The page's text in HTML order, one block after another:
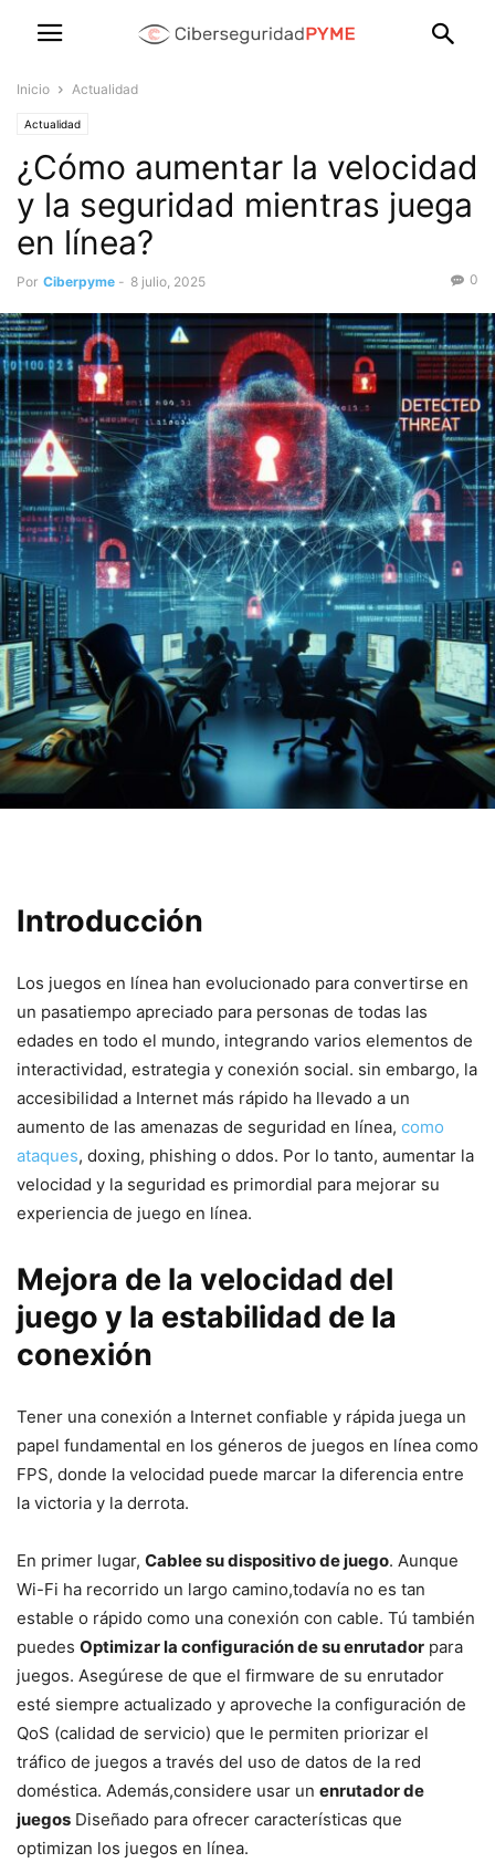
Inicio Actualidad
Actualidad
¿Cómo aumentar la velocidad
y la seguridad mientras juega
en línea?
Por Ciberpyme - 8 julio, 2025 0
Introducción
Los juegos en⁢ línea han⁣ evolucionado para convertirse en
un pasatiempo apreciado para personas ‍de todas las
edades en​ todo el‍ mundo, integrando varios elementos de
interactividad, estrategia y conexión ‍social. sin embargo, la
accesibilidad a Internet más rápido ⁢ha llevado a ​un
aumento de las amenazas de⁢ seguridad en línea, como
ataques, doxing, phishing o ddos. Por lo ⁢tanto, aumentar ⁣la
velocidad y la seguridad es primordial ‍para mejorar⁤ su
experiencia⁤ de juego en línea.
Mejora de la velocidad del
juego y la‍ estabilidad de la
conexión
Tener una conexión a Internet⁣ confiable y rápida juega un
papel fundamental en los géneros de juegos en línea como
FPS,​ donde la velocidad puede marcar‌ la diferencia entre
la ‍victoria y la derrota.
En primer lugar, Cablee su dispositivo ⁤de juego. Aunque
Wi-Fi ha recorrido un largo camino,todavía⁣ no es tan
estable o rápido como una⁤ conexión con cable. ‍Tú también
puedes Optimizar la configuración de su enrutador para⁢
juegos. Asegúrese de que ⁣el‌ firmware de su enrutador
esté siempre actualizado y aproveche la⁣ configuración de‌
QoS (calidad de servicio) que le‍ permiten priorizar el
tráfico de‌ juegos a través del uso de datos de la red
doméstica. Además,considere usar un⁢ enrutador de
juegos Diseñado para ofrecer características ‌que
optimizan los juegos en línea.